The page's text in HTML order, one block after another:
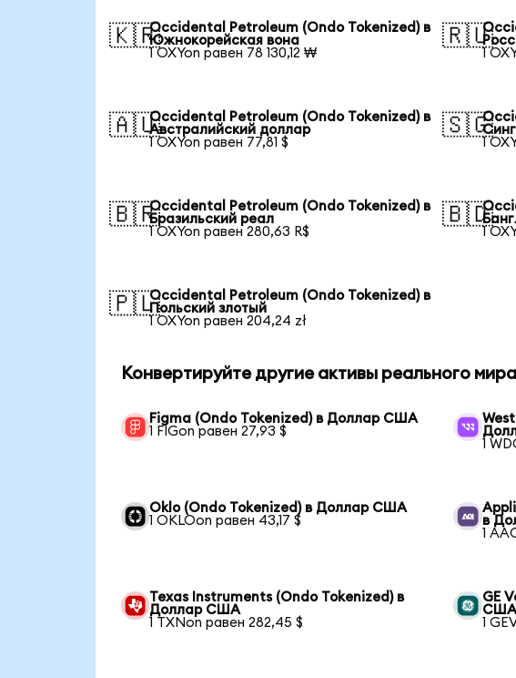
🇰🇷Occidental Petroleum (Ondo Tokenized) в
Южнокорейская вона
1 OXYon равен 78 130,12 ₩
🇷🇺
1
🇦🇺Occidental Petroleum (Ondo Tokenized) в
Австралийский доллар
1 OXYon равен 77,81 $
🇸🇬
1
🇧🇷Occidental Petroleum (Ondo Tokenized) в
Бразильский реал
1 OXYon равен 280,63 R$
🇧🇩
1
🇵🇱Occidental Petroleum (Ondo Tokenized) в
Польский злотый
1 OXYon равен 204,24 zł
Конвертируйте другие активы реального мира
Figma (Ondo Tokenized) в Доллар США
1 FIGon равен 27,93 $
1
Oklo (Ondo Tokenized) в Доллар США
1 OKLOon равен 43,17 $
в
1
Texas Instruments (Ondo Tokenized) в
Доллар США
1 TXNon равен 282,45 $
GE
США
1